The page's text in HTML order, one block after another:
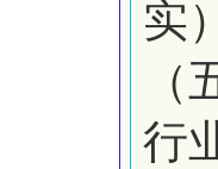
实）
行